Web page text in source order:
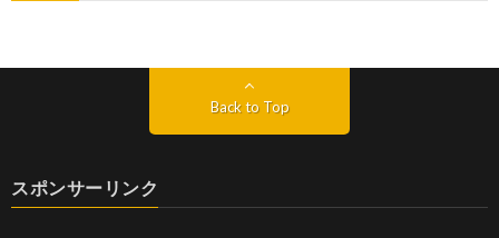
Back to Top
スポンサーリンク